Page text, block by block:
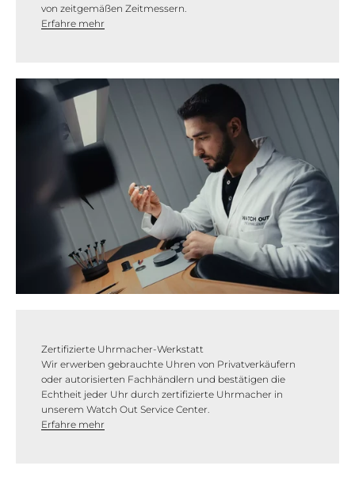
von zeitgemäßen Zeitmessern.
Erfahre mehr
Zertifizierte Uhrmacher-Werkstatt
Wir erwerben gebrauchte Uhren von Privatverkäufern
oder autorisierten Fachhändlern und bestätigen die
Echtheit jeder Uhr durch zertifizierte Uhrmacher in
unserem Watch Out Service Center.
Erfahre mehr